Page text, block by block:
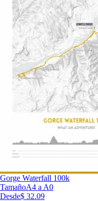
Gorge Waterfall 100k
TamañoA4 a A0
Desde$ 32.09